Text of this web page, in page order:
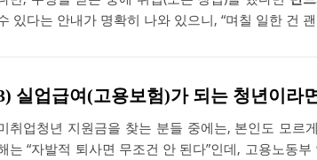
있다는 안내가 명확히 나와 있으니, “며칠 일한 건
실업급여(고용보험)가 되는 청년이라
취업청년 지원금을 찾는 분들 중에는, 본인도 모르게
는 “자발적 퇴사면 무조건 안 된다”인데, 고용노동